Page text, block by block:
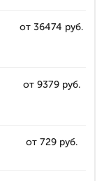
от 36474 руб.
от 9379 руб.
от 729 руб.